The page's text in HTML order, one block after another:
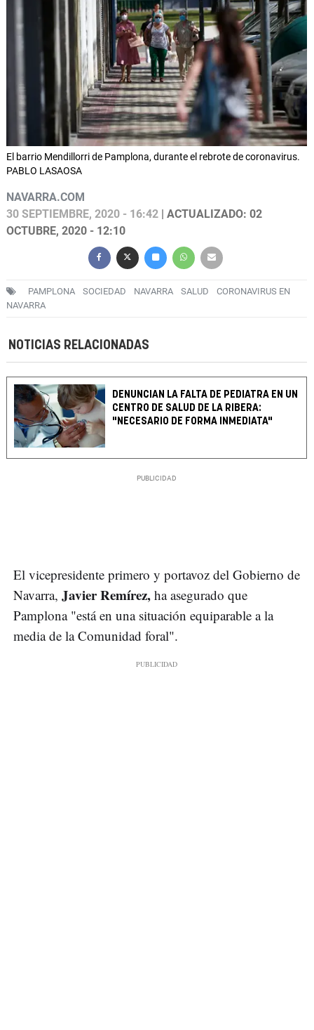
El barrio Mendillorri de Pamplona, durante el rebrote de coronavirus.
PABLO LASAOSA
NAVARRA.COM
30 SEPTIEMBRE, 2020 - 16:42 | ACTUALIZADO: 02
OCTUBRE, 2020 - 12:10
PAMPLONA SOCIEDAD NAVARRA SALUD
CORONAVIRUS EN
NAVARRA
NOTICIAS RELACIONADAS
DENUNCIAN LA FALTA DE PEDIATRA EN UN
CENTRO DE SALUD DE LA RIBERA:
"NECESARIO DE FORMA INMEDIATA"
El vicepresidente primero y portavoz del Gobierno de
Navarra, Javier Remírez, ha asegurado que
Pamplona "está en una situación equiparable a la
media de la Comunidad foral".